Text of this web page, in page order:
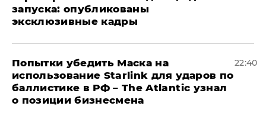
запуска: опубликованы
эксклюзивные кадры
Попытки убедить Маска на
использование Starlink для ударов по
баллистике в РФ – The Atlantic узнал
о позиции бизнесмена
22:40